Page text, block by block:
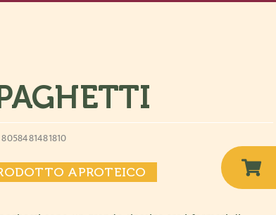
APROTEICO